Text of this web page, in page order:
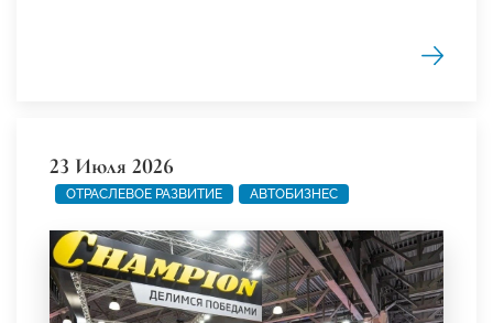
23 Июля 2026
ОТРАСЛЕВОЕ РАЗВИТИЕ АВТОБИЗНЕС